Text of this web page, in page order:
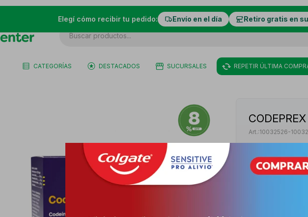
Elegí cómo recibir tu pedido: Envío en el día Retiro gratis en
CATEGORÍAS DESTACADOS SUCURSALES REPETIR ÚLTIMA
10032526-
Venta bajo